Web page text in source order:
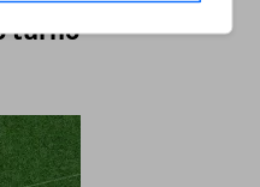
turno